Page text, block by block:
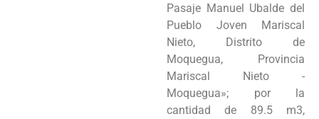
Pasaje Manuel Ubalde del
Pueblo Joven Mariscal
Nieto, Distrito de
Moquegua, Provincia
Mariscal Nieto -
Moquegua»; por la
cantidad de 89.5 m3,